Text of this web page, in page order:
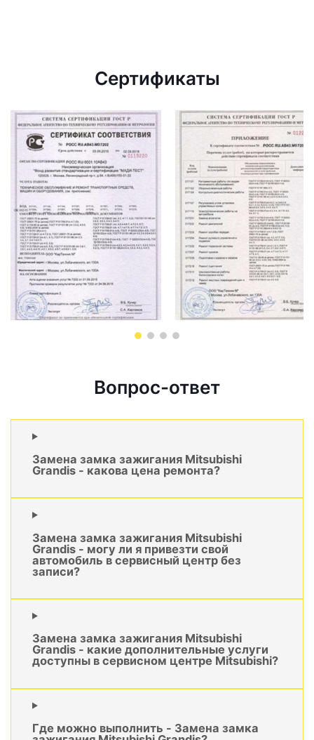
Сертификаты
Вопрос-ответ
Замена замка зажигания Mitsubishi
Grandis - какова цена ремонта?
Замена замка зажигания Mitsubishi
Grandis - могу ли я привезти свой
автомобиль в сервисный центр без
записи?
Замена замка зажигания Mitsubishi
Grandis - какие дополнительные услуги
доступны в сервисном центре Mitsubishi?
Где можно выполнить - Замена замка